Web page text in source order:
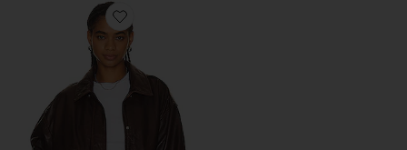
Favorite TATUM ジャケット